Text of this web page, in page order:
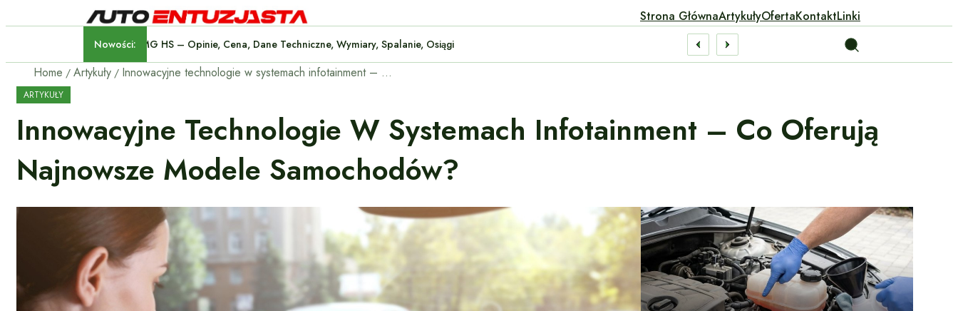
Strona GłównaArtykułyOfertaKontaktLinki
Nowości: MG HS – Opinie, Cena, Dane Techniczne, Wymiary, Spalanie, Osiągi
Home Artykuły Innowacyjne technologie w systemach infotainment – co oferują najnowsze modele samochodów?
ARTYKUŁY
Innowacyjne Technologie W Systemach Infotainment – Co Oferują
Najnowsze Modele Samochodów?